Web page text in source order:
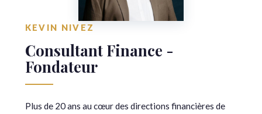
KEVIN NIVEZ
Consultant Finance -
Fondateur
Plus de 20 ans au cœur des directions financières de